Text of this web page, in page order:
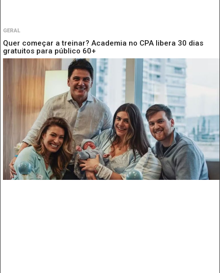
GERAL
Quer começar a treinar? Academia no CPA libera 30 dias
gratuitos para público 60+